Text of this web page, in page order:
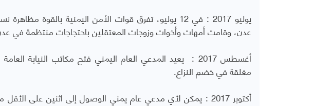
يوليو 2017 : في 12 يوليو، تفرق قوات الأمن اليمنية
عدن، وقامت أمهات وأخوات وزوجات المعتقلين باحتجاجات منتظمة في عدن
أغسطس 2017 : يعيد المدعي العام اليمني فتح مكاتب
مغلقة في خضم النزاع.
أكتوبر 2017 : يمكن لأي مدعي عام يمني الوصول إلى اثنين على